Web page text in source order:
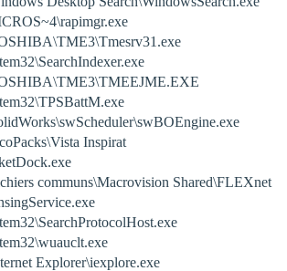
Inspirat
communs\Macrovision Shared\FLEXnet
Explorer\iexplore.exe